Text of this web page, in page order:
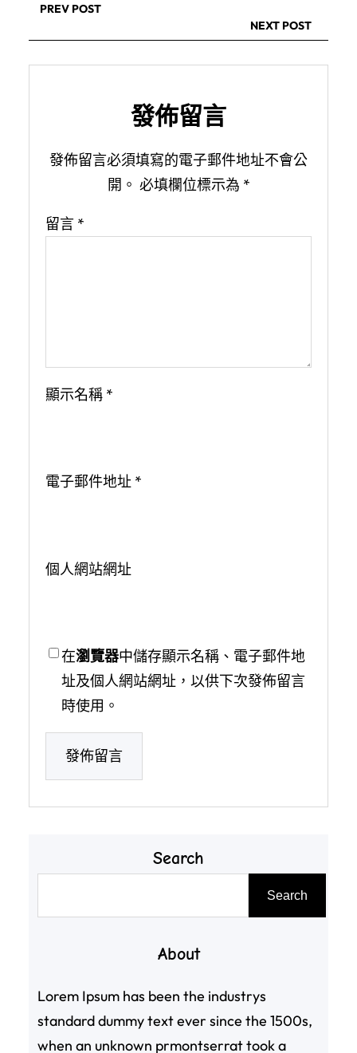
PREV POST
NEXT POST
發佈留言
發佈留言必須填寫的電子郵件地址不會公
開。 必填欄位標示為 *
留言 *
顯示名稱 *
電子郵件地址 *
個人網站網址
在瀏覽器中儲存顯示名稱、電子郵件地
址及個人網站網址，以供下次發佈留言
時使用。
Search
Search
About
Lorem Ipsum has been the industrys
standard dummy text ever since the 1500s,
when an unknown prmontserrat took a